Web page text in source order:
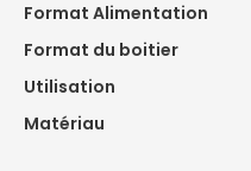
Format Alimentation
Format du boitier
Utilisation
Matériau